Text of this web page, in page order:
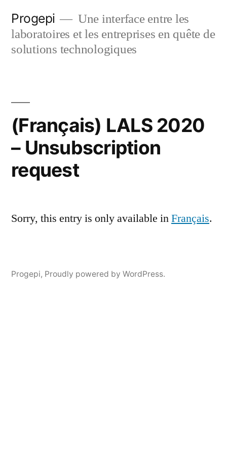
content
Progepi
Une interface entre les
laboratoires et les entreprises en quête de
solutions technologiques
(Français) LALS 2020
– Unsubscription
request
Sorry, this entry is only available inFrançais.
Progepi, Proudly powered by WordPress.